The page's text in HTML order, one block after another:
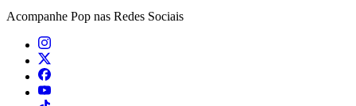
Acompanhe Pop nas Redes Sociais